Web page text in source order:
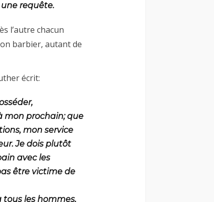
requête.
l’autre chacun
barbier, autant de
écrit:
mon prochain; que
mon service
Je dois plutôt
avec les
être victime de
tous les hommes,